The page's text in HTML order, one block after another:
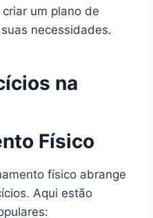
um plano de
necessidades.
na
Físico
físico abrange
Aqui estão